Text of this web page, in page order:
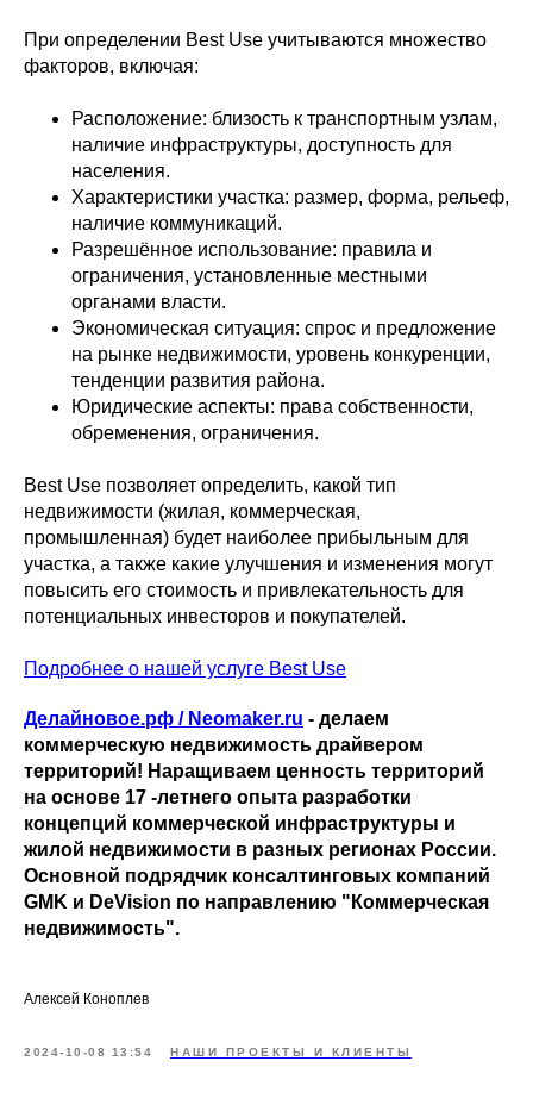
При определении Best Use учитываются множество
факторов, включая:
Расположение: близость к транспортным узлам,
наличие инфраструктуры, доступность для
населения.
Характеристики участка: размер, форма, рельеф,
наличие коммуникаций.
Разрешённое использование: правила и
ограничения, установленные местными
органами власти.
Экономическая ситуация: спрос и предложение
на рынке недвижимости, уровень конкуренции,
тенденции развития района.
Юридические аспекты: права собственности,
обременения, ограничения.
Best Use позволяет определить, какой тип
недвижимости (жилая, коммерческая,
промышленная) будет наиболее прибыльным для
участка, а также какие улучшения и изменения могут
повысить его стоимость и привлекательность для
потенциальных инвесторов и покупателей.
Подробнее о нашей услуге Best Use
Делайновое.рф / Neomaker.ru - делаем
коммерческую недвижимость драйвером
территорий! Наращиваем ценность территорий
на основе 17 -летнего опыта разработки
концепций коммерческой инфраструктуры и
жилой недвижимости в разных регионах России.
Основной подрядчик консалтинговых компаний
GMK и DeVision по направлению "Коммерческая
недвижимость".
Алексей Коноплев
2024-10-08 13:54 НАШИ ПРОЕКТЫ И КЛИЕНТЫ